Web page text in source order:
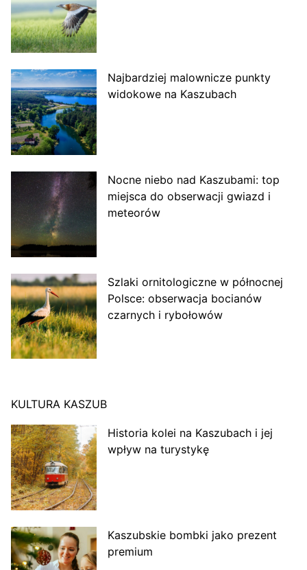
Najbardziej malownicze punkty
widokowe na Kaszubach
Nocne niebo nad Kaszubami: top
miejsca do obserwacji gwiazd i
meteorów
Szlaki ornitologiczne w północnej
Polsce: obserwacja bocianów
czarnych i rybołowów
KULTURA KASZUB
Historia kolei na Kaszubach i jej
wpływ na turystykę
Kaszubskie bombki jako prezent
premium